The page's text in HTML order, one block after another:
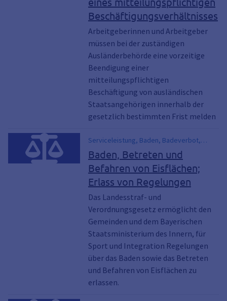
Beschäftigungsverhältnisses
Arbeitgeberinnen und Arbeitgeber
müssen bei der zuständigen
Ausländerbehörde eine vorzeitige
Beendigung einer
mitteilungspflichtigen
Beschäftigung von ausländischen
Staatsangehörigen innerhalb der
gesetzlich bestimmten Frist melden
Serviceleistung, Baden, Badeverbot,
Badeverordnung, Betretungsverbot,
Eisflächen
Baden, Betreten und
Befahren von Eisflächen;
Erlass von Regelungen
Das Landesstraf- und
Verordnungsgesetz ermöglicht den
Gemeinden und dem Bayerischen
Staatsministerium des Innern, für
Sport und Integration Regelungen
über das Baden sowie das Betreten
und Befahren von Eisflächen zu
erlassen.